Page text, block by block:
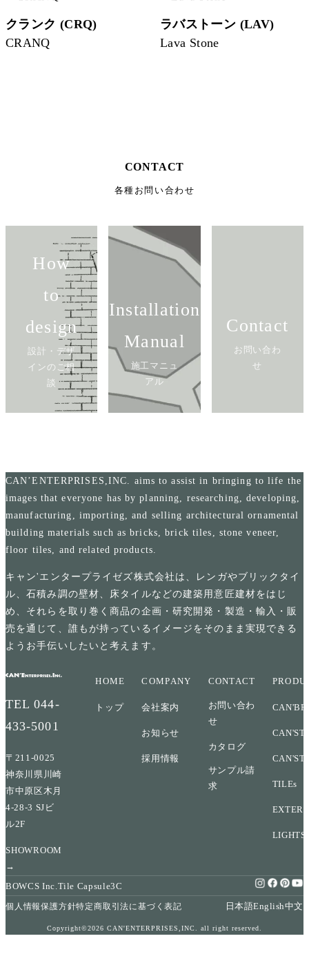
クランク (CRQ)
CRANQ
ラバストーン (LAV)
Lava Stone
CONTACT
各種お問い合わせ
How
to
design
設計・デザ
インのご相
談
Installation
Manual
施工マニュ
アル
Contact
お問い合わ
せ
CAN’ENTERPRISES,INC. aims to assist in bringing to life the
images that everyone has by planning, researching, developing,
manufacturing, importing, and selling architectural ornamental
building materials such as bricks, brick tiles, stone veneer,
floor tiles, and related products.
キャン'エンタープライゼズ株式会社は、レンガやブリックタイ
ル、石積み調の壁材、床タイルなどの建築用意匠建材をはじ
め、それらを取り巻く商品の企画・研究開発・製造・輸入・販
売を通じて、誰もが持っているイメージをそのまま実現できる
ようお手伝いしたいと考えます。
TEL044-
433-5001
〒211-0025
神奈川県川崎
市中原区木月
4-28-3 SJビ
ル2F
SHOWROOM
→
HOME
トップ
COMPANY
会社案内
お知らせ
採用情報
CONTACT
お問い合わ
せ
カタログ
サンプル請
求
TILEs
LIGHTS
BOWCS Inc.Tile Capsule3C
個人情報保護方針特定商取引法に基づく表記 日本語English中文
Copyright©2026 CAN'ENTERPRISES,INC. all right reserved.